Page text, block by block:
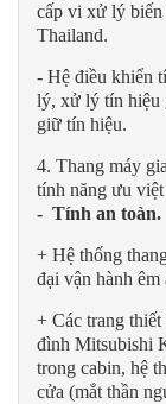
cấp vi xử lý biến
Thailand.
- Hệ điều khiển
lý, xử lý tín hiệu
giữ tín hiệu.
4. Thang máy
tính năng ưu
- Tính an toàn.
+ Hệ thống
đại vận hành êm
+ Các trang
đình Mitsubishi
trong cabin, hệ
cửa (mắt thần